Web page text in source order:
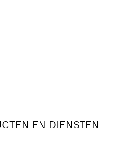
EN DIENSTEN